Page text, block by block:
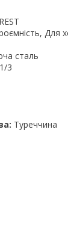
Для
сталь
3
Туреччина